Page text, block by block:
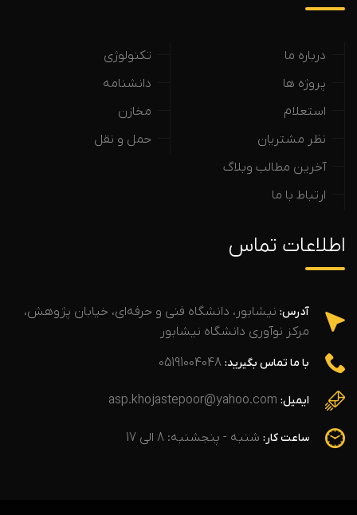
تکنولوژی
دانشنامه
مخازن
حمل و نقل
درباره ما
پروژه ها
استعلام
نظر مشتریان
آخرین مطالب وبلاگ
ارتباط با ما
اطلاعات تماس
آدرس: نیشابور، دانشگاه فنی و حرفه‌ای، خیابان پژوهش،
مرکز نوآوری دانشگاه نیشابور
با ما تماس بگیرید:
ایمیل:
ساعت کار: شنبه - پنجشنبه: 8 الی 17